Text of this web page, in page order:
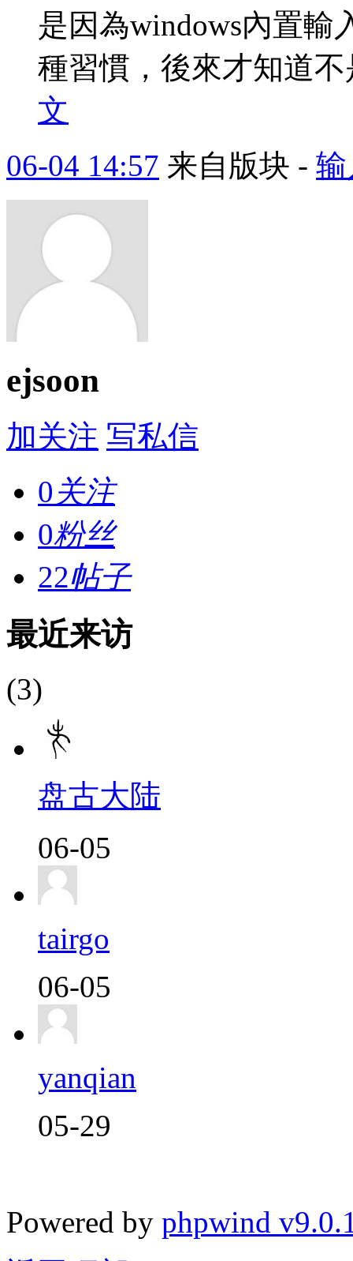
是因為windows內置輸
種習慣，後來才知道
文
06-04 14:57 来自版块 -
ejsoon
加关注 写私信
0关注
0粉丝
22帖子
最近来访
(3)
盘古大陆
06-05
tairgo
06-05
yanqian
05-29
Powered by phpwind